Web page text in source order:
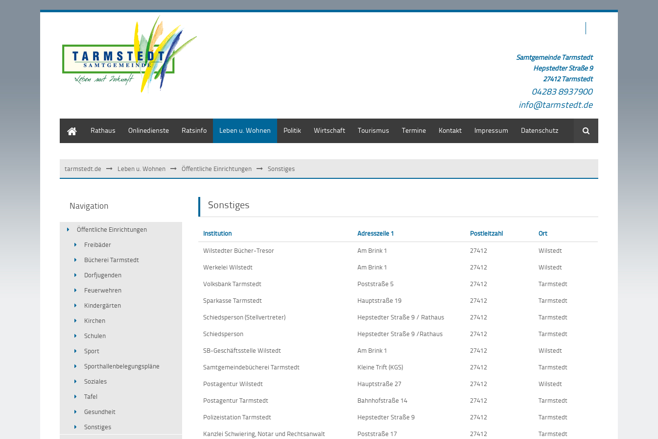
Samtgemeinde Tarmstedt
Hepstedter Straße 9
27412 Tarmstedt
04283 8937900
info@tarmstedt.de
Rathaus Onlinedienste Ratsinfo Leben u. Wohnen Politik Wirtschaft Tourismus Termine Kontakt Impressum Datenschutz Suche
tarmstedt.de Leben u. Wohnen Öffentliche Einrichtungen Sonstiges
Navigation
Öffentliche Einrichtungen
Freibäder
Bücherei Tarmstedt
Dorfjugenden
Feuerwehren
Kindergärten
Kirchen
Schulen
Sport
Sporthallenbelegungspläne
Soziales
Tafel
Gesundheit
Sonstiges
Sonstiges
Institution Adresszeile 1 Postleitzahl
Ort
Wilstedter Bücher-Tresor
Am Brink 1 27412
Wilstedt
Werkelei Wilstedt
Am Brink 1 27412
Wilstedt
Volksbank Tarmstedt
Poststraße 5 27412
Tarmstedt
Sparkasse Tarmstedt
Hauptstraße 19 27412
Tarmstedt
Schiedsperson (Stellvertreter)
Hepstedter Straße 9 / Rathaus 27412
Tarmstedt
Schiedsperson
Hepstedter Straße 9 /Rathaus 27412
Tarmstedt
SB-Geschäftsstelle Wilstedt
Am Brink 1 27412
Wilstedt
Samtgemeindebücherei Tarmstedt
Kleine Trift (KGS) 27412
Tarmstedt
Postagentur Wilstedt
Hauptstraße 27 27412
Wilstedt
Postagentur Tarmstedt
Bahnhofstraße 14 27412
Tarmstedt
Polizeistation Tarmstedt
Hepstedter Straße 9 27412
Tarmstedt
Kanzlei Schwiering, Notar und Rechtsanwalt
Poststraße 17 27412 Tarmstedt